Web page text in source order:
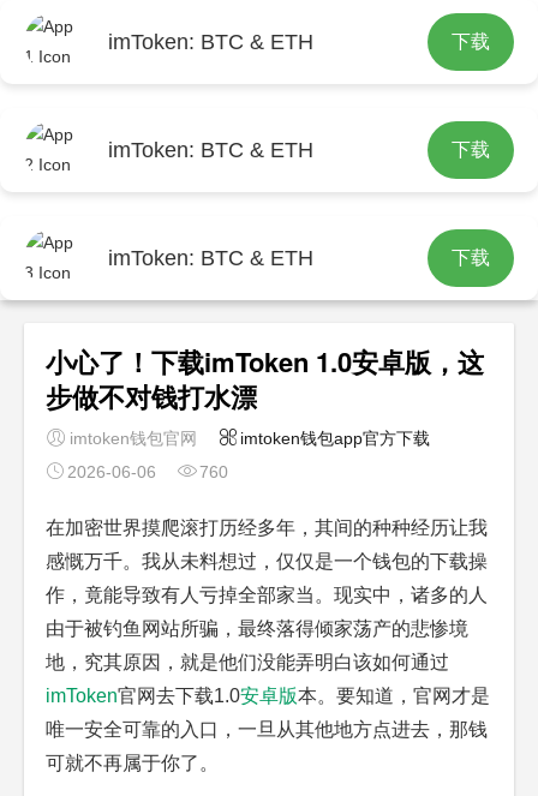
imToken: BTC & ETH 下载
imToken: BTC & ETH 下载
imToken: BTC & ETH 下载
首页
小心了！下载imToken 1.0安卓版，这
步做不对钱打水漂
imtoken钱包官网
imtoken钱包app官方下载
2026-06-06
760
在加密世界摸爬滚打历经多年，其间的种种经历让我
感慨万千。我从未料想过，仅仅是一个钱包的下载操
作，竟能导致有人亏掉全部家当。现实中，诸多的人
由于被钓鱼网站所骗，最终落得倾家荡产的悲惨境
地，究其原因，就是他们没能弄明白该如何通过
imToken官网去下载1.0安卓版本。要知道，官网才是
唯一安全可靠的入口，一旦从其他地方点进去，那钱
可就不再属于你了。